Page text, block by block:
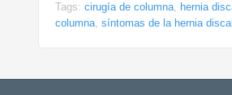
Tags: cirugía de columna, hernia
columna, síntomas de la hernia discal